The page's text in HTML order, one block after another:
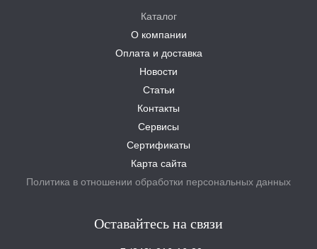
Каталог
О компании
Оплата и доставка
Новости
Статьи
Контакты
Сервисы
Сертификаты
Карта сайта
Политика в отношении обработки персональных данных
Оставайтесь на связи